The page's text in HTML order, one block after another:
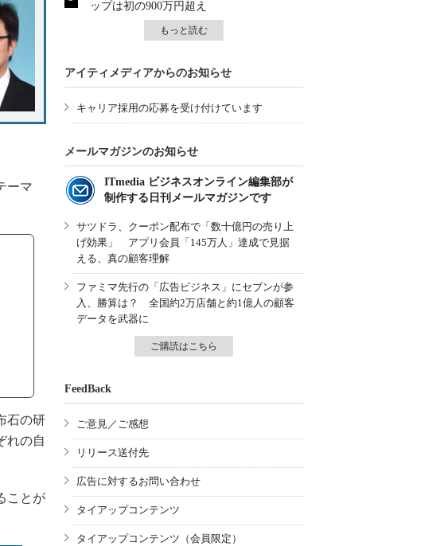
ーマ
石の研
れの自
ことが
ップは初の900万円超え
もっと読む
アイティメディアからのお知らせ
キャリア採用の応募を受け付けています
メールマガジンのお知らせ
ITmedia ビジネスオンライン編集部が
制作する日刊メールマガジンです
サツドラ、クーポン配布で「数十億円の売り上
げ効果」 アプリ会員「145万人」達成で見据
える、真の顧客理解
ファミマ先行の「広告ビジネス」にセブンが参
入、勝算は？ 全国約2万店舗と約1億人の顧客
データを武器に
ご購読はこちら
FeedBack
ご意見／ご感想
リリース送付先
広告に対するお問い合わせ
タイアップコンテンツ
タイアップコンテンツ（会員限定）